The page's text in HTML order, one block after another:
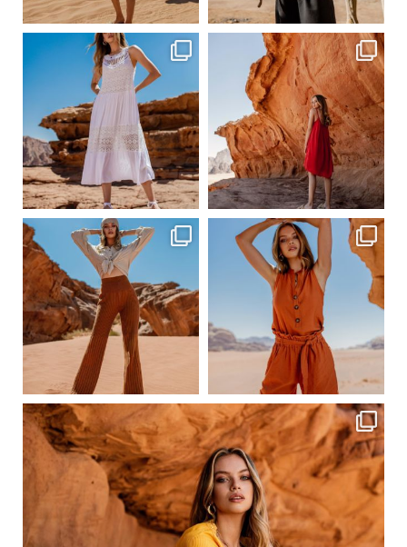
Сер 20 Сер 20
ebutikpl
Сер 19
ebutikpl
Сер 19
ebutikpl
Сер 19
ebutikpl
ebutikpl
Сер 17